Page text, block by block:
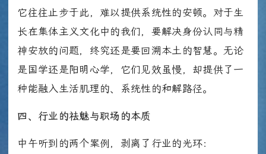
它往往止步于此，难以提供系统性的安顿。对于生
长在集体主义文化中的我们，要解决身份认同与精
神安放的问题，终究还是要回溯本土的智慧。无论
是国学还是阳明心学，它们见效虽慢，却提供了一
种能融入生活肌理的、系统性的和解路径。
四、行业的祛魅与职场的本质
中午听到的两个案例，剥离了行业的光环：